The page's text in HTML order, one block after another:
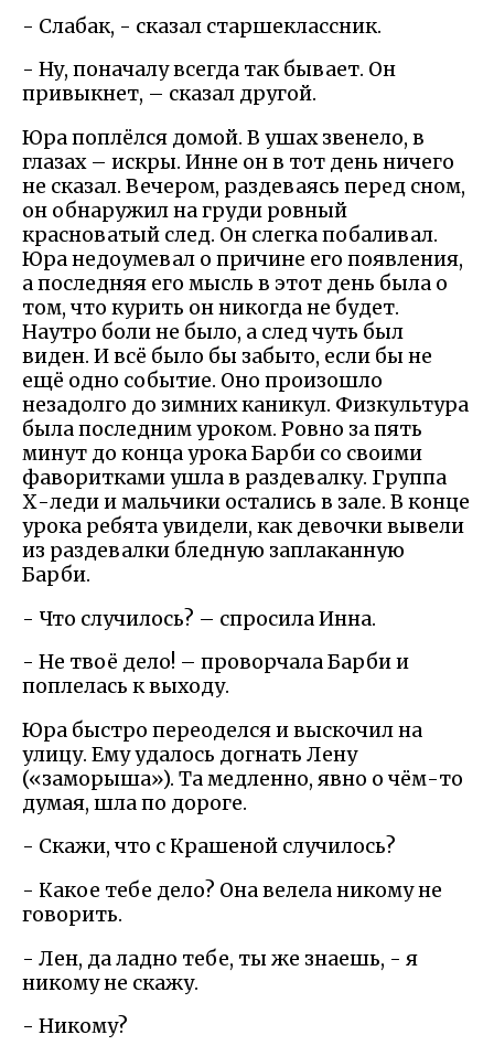
- Слабак, - сказал старшеклассник.
- Ну, поначалу всегда так бывает. Он
привыкнет, – сказал другой.
Юра поплёлся домой. В ушах звенело, в
глазах – искры. Инне он в тот день ничего
не сказал. Вечером, раздеваясь перед сном,
он обнаружил на груди ровный
красноватый след. Он слегка побаливал.
Юра недоумевал о причине его появления,
а последняя его мысль в этот день была о
том, что курить он никогда не будет.
Наутро боли не было, а след чуть был
виден. И всё было бы забыто, если бы не
ещё одно событие. Оно произошло
незадолго до зимних каникул. Физкультура
была последним уроком. Ровно за пять
минут до конца урока Барби со своими
фаворитками ушла в раздевалку. Группа
Х-леди и мальчики остались в зале. В конце
урока ребята увидели, как девочки вывели
из раздевалки бледную заплаканную
Барби.
- Что случилось? – спросила Инна.
- Не твоё дело! – проворчала Барби и
поплелась к выходу.
Юра быстро переоделся и выскочил на
улицу. Ему удалось догнать Лену
(«заморыша»). Та медленно, явно о чём-то
думая, шла по дороге.
- Скажи, что с Крашеной случилось?
- Какое тебе дело? Она велела никому не
говорить.
- Лен, да ладно тебе, ты же знаешь, - я
никому не скажу.
- Никому?